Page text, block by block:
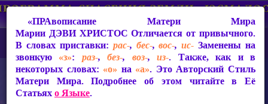
«ПРАвописание Матери Мира
Марии ДЭВИ ХРИСТОС Отличается от привычного.
В словах приставки: рас-, бес-,вос-,ис- Заменены на
звонкую «з»: раз-,без-, воз-,из-. Также, как и в
некоторых словах: «о» на «а». Это Авторский Стиль
Матери Мира. Подробнее об этом читайте в Её
Статьяхо Языке.